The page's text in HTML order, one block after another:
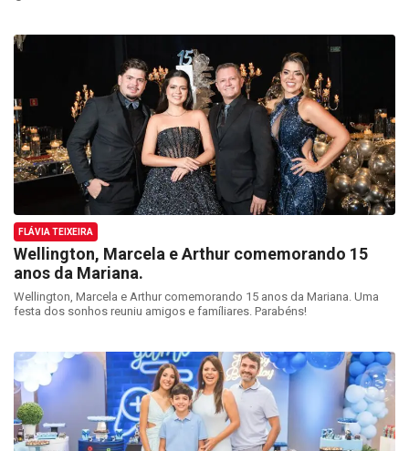
FLÁVIA TEIXEIRA
Wellington, Marcela e Arthur comemorando 15
anos da Mariana.
Wellington, Marcela e Arthur comemorando 15 anos da Mariana. Uma
festa dos sonhos reuniu amigos e famíliares. Parabéns!